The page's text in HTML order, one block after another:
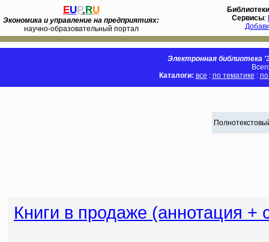
EUP.RU
Экономика и управление на предприятиях:
научно-образовательный портал
Библиотеки
Сервисы:
Электронная библиотека
Каталоги: все : по тематике :
Книги в продаже (аннотация +